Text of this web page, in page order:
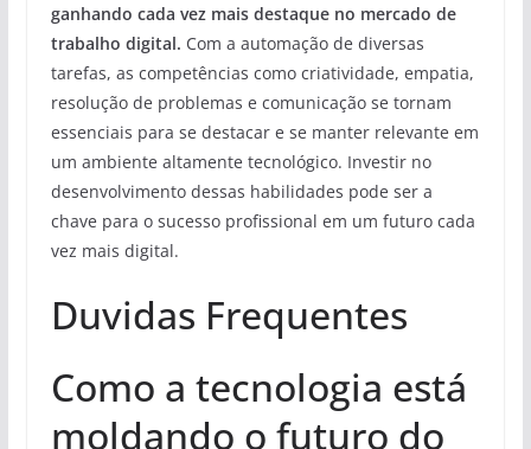
ganhando cada vez mais destaque no mercado de
trabalho digital. Com a automação de diversas
tarefas, as competências como criatividade, empatia,
resolução de problemas e comunicação se tornam
essenciais para se destacar e se manter relevante em
um ambiente altamente tecnológico. Investir no
desenvolvimento dessas habilidades pode ser a
chave para o sucesso profissional em um futuro cada
vez mais digital.
Duvidas Frequentes
Como a tecnologia está
moldando o futuro do